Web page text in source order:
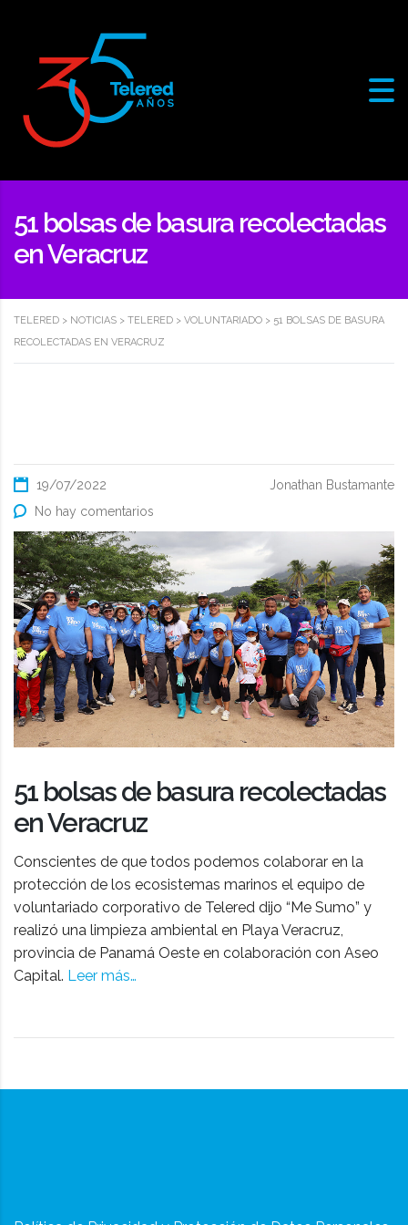
51 bolsas de basura recolectadas
en Veracruz
TELERED > NOTICIAS > TELERED > VOLUNTARIADO > 51 BOLSAS DE BASURA
RECOLECTADAS EN VERACRUZ
19/07/2022
Jonathan Bustamante
No hay comentarios
51 bolsas de basura recolectadas
en Veracruz
Conscientes de que todos podemos colaborar en la
protección de los ecosistemas marinos el equipo de
voluntariado corporativo de Telered dijo “Me Sumo” y
realizó una limpieza ambiental en Playa Veracruz,
provincia de Panamá Oeste en colaboración con Aseo
Capital. Leer más…